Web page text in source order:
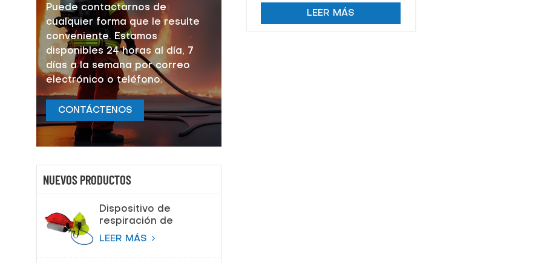
Puede contactarnos de
cualquier forma que le resulte
conveniente. Estamos
disponibles 24 horas al día, 7
días a la semana por correo
electrónico o teléfono.
CONTÁCTENOS
NUEVOS PRODUCTOS
Dispositivo de
respiración de
escape de
Aparato de
LEER MÁS
tipo KhK para salvamento
LEER MÁS